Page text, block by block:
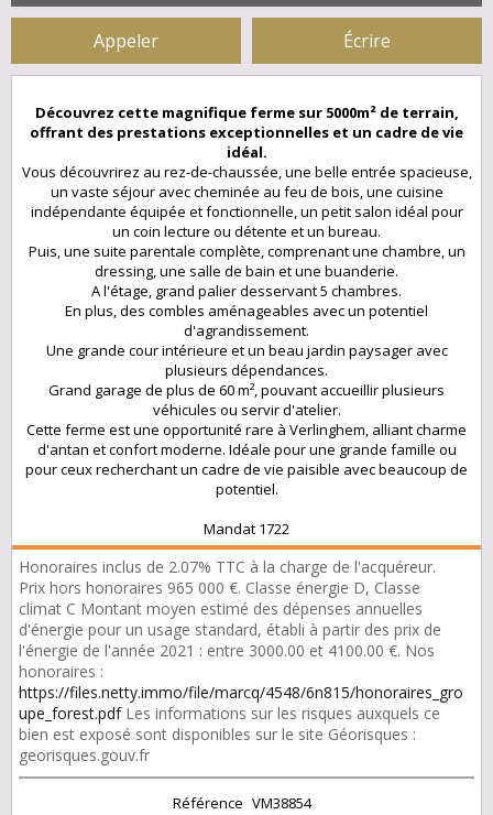
Appeler Écrire
Découvrez cette magnifique ferme sur 5000m² de terrain,
offrant des prestations exceptionnelles et un cadre de vie
idéal.
Vous découvrirez au rez-de-chaussée, une belle entrée spacieuse,
un vaste séjour avec cheminée au feu de bois, une cuisine
indépendante équipée et fonctionnelle, un petit salon idéal pour
un coin lecture ou détente et un bureau.
Puis, une suite parentale complète, comprenant une chambre, un
dressing, une salle de bain et une buanderie.
A l'étage, grand palier desservant 5 chambres.
En plus, des combles aménageables avec un potentiel
d'agrandissement.
Une grande cour intérieure et un beau jardin paysager avec
plusieurs dépendances.
Grand garage de plus de 60 m², pouvant accueillir plusieurs
véhicules ou servir d'atelier.
Cette ferme est une opportunité rare à Verlinghem, alliant charme
d'antan et confort moderne. Idéale pour une grande famille ou
pour ceux recherchant un cadre de vie paisible avec beaucoup de
potentiel.
Mandat 1722
Honoraires inclus de 2.07% TTC à la charge de l'acquéreur.
Prix hors honoraires 965 000 €. Classe énergie D, Classe
climat C Montant moyen estimé des dépenses annuelles
d'énergie pour un usage standard, établi à partir des prix de
l'énergie de l'année 2021 : entre 3000.00 et 4100.00 €. Nos
honoraires :
https://files.netty.immo/file/marcq/4548/6n815/honoraires_gro
upe_forest.pdfLes informations sur les risques auxquels ce
bien est exposé sont disponibles sur le site Géorisques :
georisques.gouv.fr
Référence VM38854